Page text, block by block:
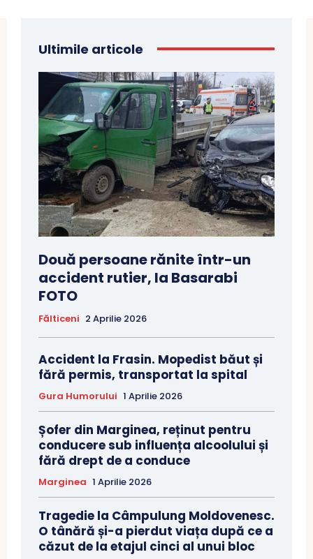
Ultimile articole
Două persoane rănite într-un
accident rutier, la Basarabi
FOTO
Fălticeni 2 Aprilie 2026
Accident la Frasin. Mopedist băut și
fără permis, transportat la spital
Gura Humorului 1 Aprilie 2026
Șofer din Marginea, reținut pentru
conducere sub influența alcoolului și
fără drept de a conduce
Marginea 1 Aprilie 2026
Tragedie la Câmpulung Moldovenesc.
O tânără și-a pierdut viața după ce a
căzut de la etajul cinci al unui bloc